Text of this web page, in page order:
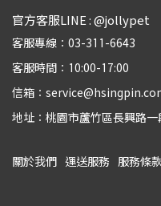
官方客服LINE : @jollypet
客服專線：03-311-6643
客服時間：10:00-17:00
信箱：
地址：桃園市蘆竹區長興路
關於我們 運送服務 服務條